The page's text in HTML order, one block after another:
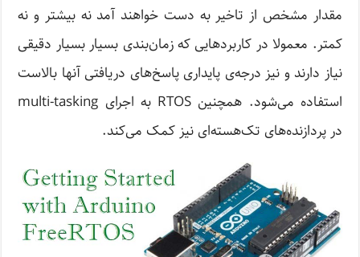
مقدار مشخص از تاخیر به دست خواهند آمد نه بیشتر و نه
کمتر. معمولا در کاربردهایی که زمان‌بندی بسیار بسیار دقیقی
نیاز دارند و نیز درجه‌ی پایداری پاسخ‌های دریافتی آنها بالاست
استفاده می‌شود. همچنین RTOS به اجرای multi-tasking
در پردازنده‌های تک‌هسته‌ای نیز کمک می‌کند.